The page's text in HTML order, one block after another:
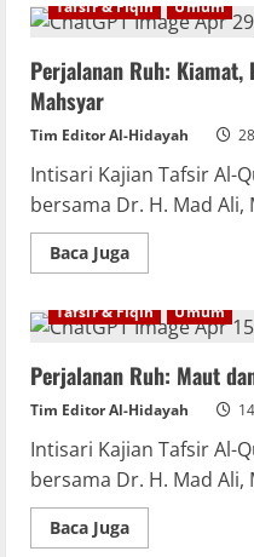
Tafsir & Fiqih Umum
Perjalanan Ruh: Kiamat,
Mahsyar
Tim Editor Al-Hidayah
Intisari Kajian Tafsir Al-
bersama Dr. H. Mad Ali,
Baca Juga
Tafsir & Fiqih Umum
Perjalanan Ruh: Maut
Tim Editor Al-Hidayah
Intisari Kajian Tafsir Al-
bersama Dr. H. Mad Ali,
Baca Juga